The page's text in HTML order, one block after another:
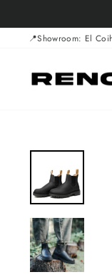
📍Showroom: El